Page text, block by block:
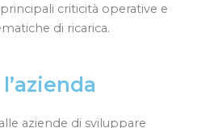
criticità operative e
di ricarica.
aziende di sviluppare